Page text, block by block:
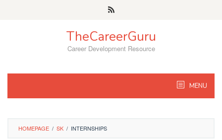
TheCareerGuru
Career Development Resource
MENU
HOMEPAGE / SK / INTERNSHIPS